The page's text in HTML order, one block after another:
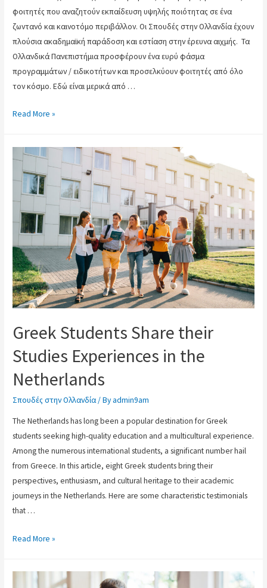
φοιτητές που αναζητούν εκπαίδευση υψηλής ποιότητας σε ένα
ζωντανό και καινοτόμο περιβάλλον. Οι Σπουδές στην Ολλανδία έχουν
πλούσια ακαδημαϊκή παράδοση και εστίαση στην έρευνα αιχμής. Τα
Ολλανδικά Πανεπιστήμια προσφέρουν ένα ευρύ φάσμα
προγραμμάτων / ειδικοτήτων και προσελκύουν φοιτητές από όλο
τον κόσμο. Εδώ είναι μερικά από …
Read More »
Greek Students Share their
Studies Experiences in the
Netherlands
Σπουδές στην Ολλανδία/ Byadmin9am
The Netherlands has long been a popular destination for Greek
students seeking high-quality education and a multicultural experience.
Among the numerous international students, a significant number hail
from Greece. In this article, eight Greek students bring their
perspectives, enthusiasm, and cultural heritage to their academic
journeys in the Netherlands. Here are some characteristic testimonials
that …
Read More »